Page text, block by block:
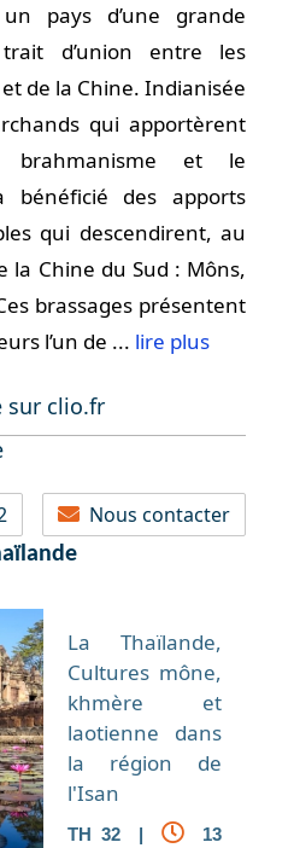
pays d’une grande
d’union entre les
de la Chine. Indianisée
qui apportèrent
brahmanisme et le
bénéficié des apports
qui descendirent, au
la Chine du Sud : Môns,
brassages présentent
l’un de ... lire plus
sur clio.fr
Nous contacter
La Thaïlande,
Cultures mône,
khmère et
laotienne dans
la région de
l'Isan
TH 32 |
13